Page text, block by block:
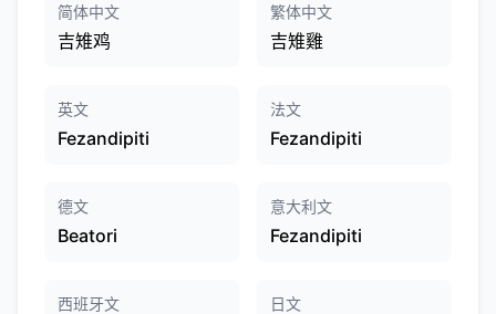
简体中文
吉雉鸡
繁体中文
吉雉雞
英文
Fezandipiti
法文
Fezandipiti
德文
Beatori​
意大利文
Fezandipiti
西班牙文 日文